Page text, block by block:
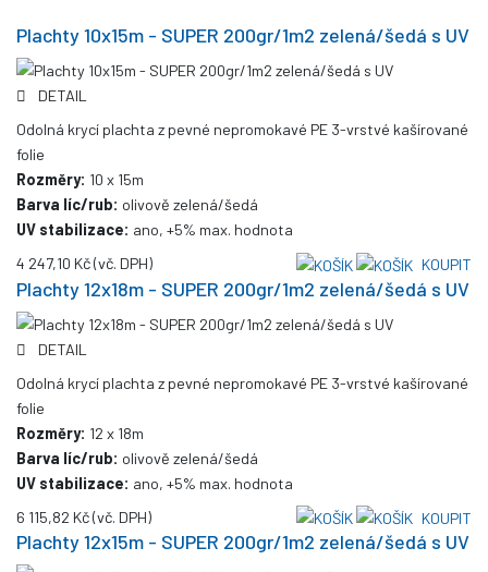
Plachty 10x15m - SUPER 200gr/1m2 zelená/šedá s UV
DETAIL
Odolná krycí plachta z pevné nepromokavé PE 3-vrstvé kašírované
folie
Rozměry: 10 x 15m
Barva líc/rub: olivově zelená/šedá
UV stabilizace: ano, +5% max. hodnota
4 247,10 Kč(vč. DPH) KOUPIT
Plachty 12x18m - SUPER 200gr/1m2 zelená/šedá s UV
DETAIL
Odolná krycí plachta z pevné nepromokavé PE 3-vrstvé kašírované
folie
Rozměry: 12 x 18m
Barva líc/rub: olivově zelená/šedá
UV stabilizace: ano, +5% max. hodnota
6 115,82 Kč(vč. DPH) KOUPIT
Plachty 12x15m - SUPER 200gr/1m2 zelená/šedá s UV